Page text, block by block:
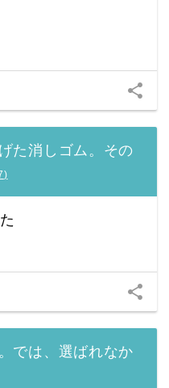
share
た消しゴム。その
)
share
では、選ばれなか